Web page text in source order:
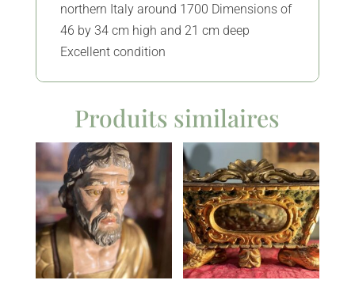
northern Italy around 1700 Dimensions of
46 by 34 cm high and 21 cm deep
Excellent condition
Produits similaires